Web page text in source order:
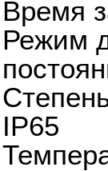
Время
Режим
IP65